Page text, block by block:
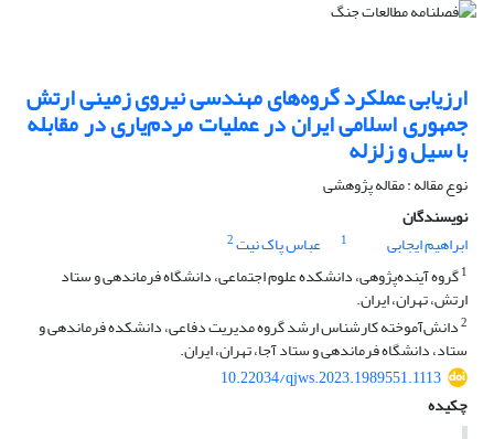
ارزیابی عملکرد گروه‌های مهندسی نیروی زمینی ارتش
جمهوری اسلامی ایران در عملیات مردم‌یاری در مقابله
با سیل و زلزله
نوع مقاله : مقاله پژوهشی
نویسندگان
ابراهیم ایجابی
1 عباس پاک نیت2
1گروه آینده‌پژوهی، دانشکده علوم اجتماعی، دانشگاه فرماندهی و ستاد
ارتش، تهران، ایران.
2دانش‌آموخته کارشناس ارشد گروه مدیریت دفاعی، دانشکده فرماندهی و
ستاد، دانشگاه فرماندهی و ستاد آجا، تهران، ایران.
10.22034/qjws.2023.1989551.1113
چکیده